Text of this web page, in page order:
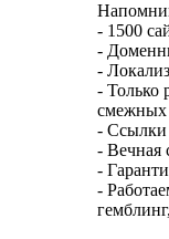
- 1500
-
-
- Только
смежных
- Ссылки
- Вечная
-
-